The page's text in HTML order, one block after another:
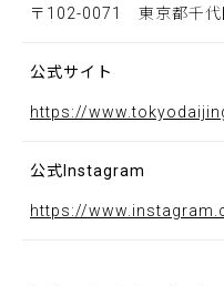
〒102-0071 東京都千代
公式サイト
https://
公式Instagram
https://